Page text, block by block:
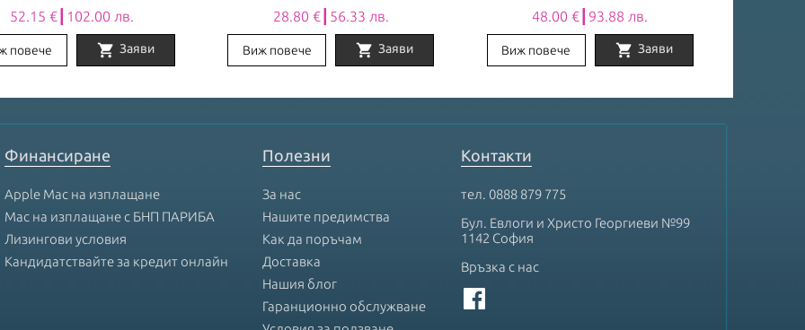
52.15 €┃102.00 лв.
повече shopping_cart Заяви
28.80 €┃56.33 лв.
Виж повече shopping_cart Заяви
48.00 €┃93.88 лв.
Виж повече shopping_cart Заяви
Финансиране
Apple Mac на изплащане
Mac на изплащане с БНП ПАРИБА
Лизингови условия
Кандидатствайте за кредит онлайн
Полезни
За нас
Нашите предимства
Как да поръчам
Доставка
Нашия блог
Гаранционно обслужване
Контакти
тел. 0888 879 775
Бул. Евлоги и Христо Георгиеви №99
1142 София
Връзка с нас